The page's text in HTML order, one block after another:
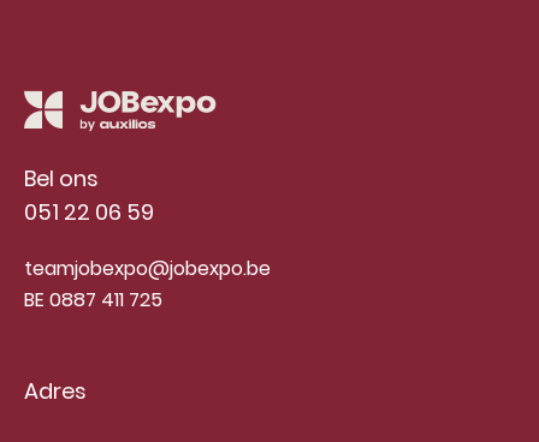
Bel ons
051 22 06 59
teamjobexpo@jobexpo.be
BE 0887 411 725
Adres